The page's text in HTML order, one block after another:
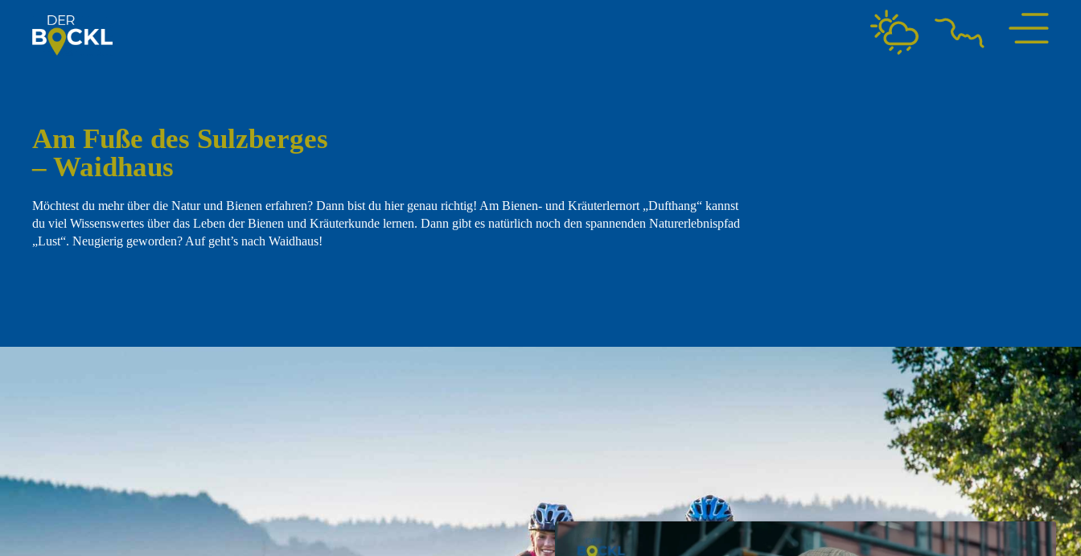
Am Fuße des Sulzberges
– Waidhaus
Möchtest du mehr über die Natur und Bienen erfahren? Dann bist du hier genau richtig! Am Bienen- und Kräuterlernort „Dufthang“ kannst
du viel Wissenswertes über das Leben der Bienen und Kräuterkunde lernen. Dann gibt es natürlich noch den spannenden Naturerlebnispfad
„Lust“. Neugierig geworden? Auf geht’s nach Waidhaus!